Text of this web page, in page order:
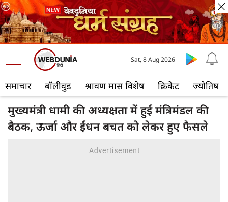
समाचार बॉलीवुड श्रावण मास विशेष क्रिकेट ज्योतिष
Sat, 8 Aug 2026
मुख्यमंत्री धामी की अध्यक्षता में हुई मंत्रिमंडल की
बैठक, ऊर्जा और ईंधन बचत को लेकर हुए फैसले